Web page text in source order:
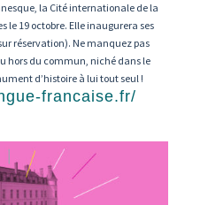
la Cité internationale de la
le 19 octobre. Elle inaugurera ses
réservation). Ne manquez pas
hors du commun, niché dans le
d’histoire à lui tout seul !
francaise.fr/